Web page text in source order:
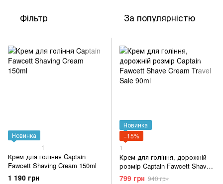
Фільтр За популярністю
Новинка
1
Крем для гоління Captain
Fawcett Shaving Cream 150ml
1 190 грн
Новинка
−15%
1
Крем для гоління, дорожній
розмір Captain Fawcett Shave
Cream Travel Sale 90ml
799 грн 940 грн